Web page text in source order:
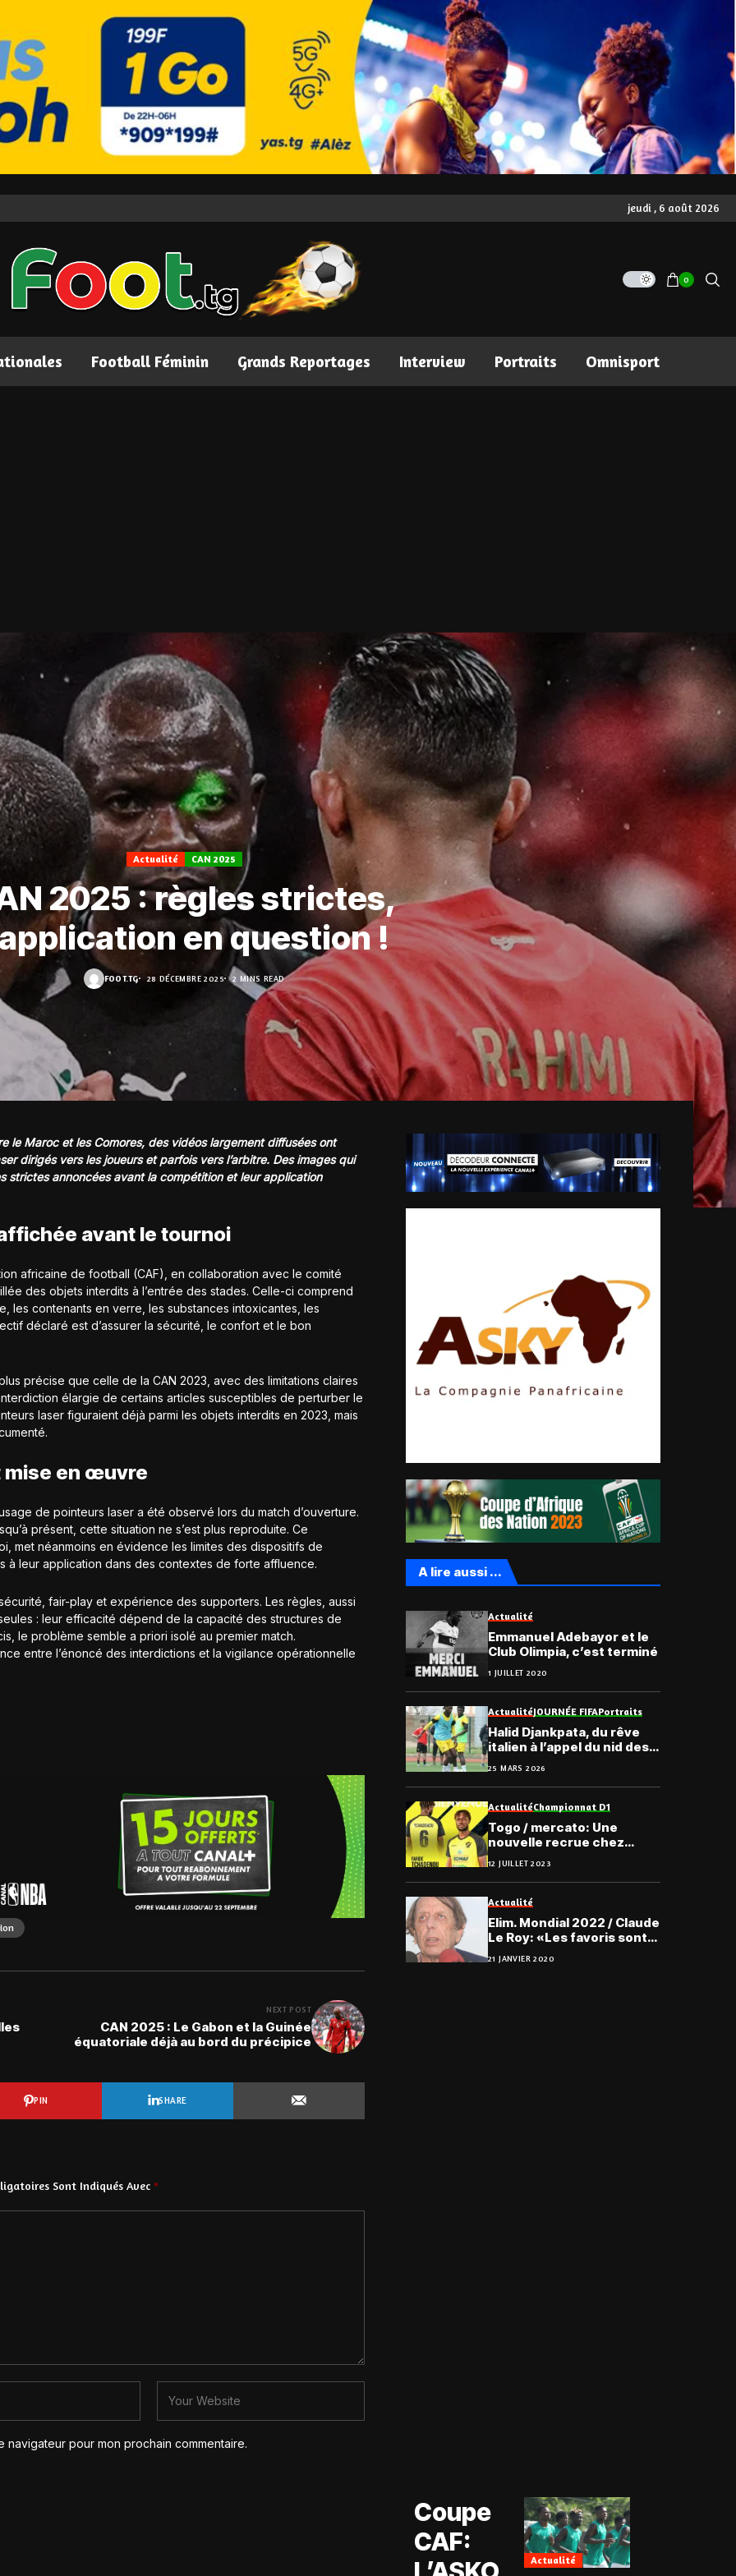
jeudi , 6 août 2026
0
Football Féminin Grands Reportages Interview Portraits Omnisport
Actualité CAN 2025
2025 : règles strictes,
en question !
FOOT.TG 28 DÉCEMBRE 2025 2 MINS READ
le Maroc et les Comores, des vidéos largement diffusées ont
dirigés vers les joueurs et parfois vers l’arbitre. Des images qui
strictes annoncées avant la compétition et leur application
avant le tournoi
africaine de football (CAF), en collaboration avec le comité
des objets interdits à l’entrée des stades. Celle-ci comprend
les contenants en verre, les substances intoxicantes, les
déclaré est d’assurer la sécurité, le confort et le bon
précise que celle de la CAN 2023, avec des limitations claires
élargie de certains articles susceptibles de perturber le
laser figuraient déjà parmi les objets interdits en 2023, mais
mise en œuvre
de pointeurs laser a été observé lors du match d’ouverture.
présent, cette situation ne s’est plus reproduite. Ce
met néanmoins en évidence les limites des dispositifs de
à leur application dans des contextes de forte affluence.
fair-play et expérience des supporters. Les règles, aussi
: leur efficacité dépend de la capacité des structures de
le problème semble a priori isolé au premier match.
entre l’énoncé des interdictions et la vigilance opérationnelle
NEXT POST
CAN 2025 : Le Gabon et la Guinée
équatoriale déjà au bord du précipice
PIN SHARE
Sont Indiqués Avec *
navigateur pour mon prochain commentaire.
A lire aussi ...
Actualité
Emmanuel Adebayor et le
Club Olimpia, c’est terminé
1 JUILLET 2020
ActualitéJOURNÉE FIFAPortraits
Halid Djankpata, du rêve
italien à l’appel du nid des
Éperviers
25 MARS 2026
ActualitéChampionnat D1
Togo / mercato: Une
nouvelle recrue chez
l’ASKO de Kara
12 JUILLET 2023
Actualité
Elim. Mondial 2022 / Claude
Le Roy: «Les favoris sont
faits pour être battus…»
21 JANVIER 2020
Coupe
CAF:
Actualité